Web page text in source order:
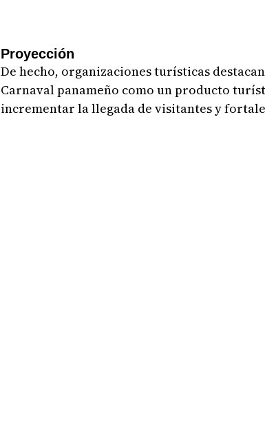
Proyección
De hecho, organizaciones turísticas
Carnaval panameño como un producto
incrementar la llegada de visitantes y